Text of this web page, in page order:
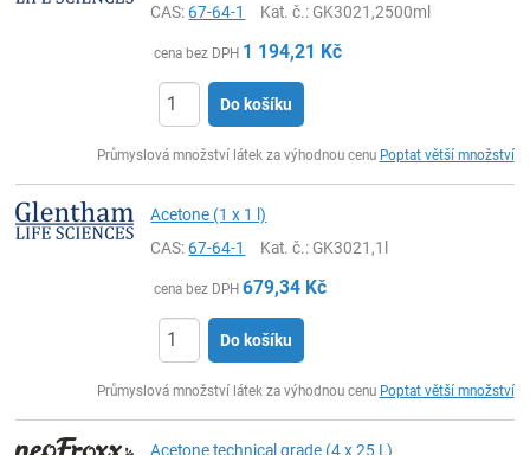
CAS:67-64-1 Kat. č.: GK3021,2500ml
cena bez DPH 1 194,21 Kč
Do košíku
Průmyslová množství látek za výhodnou cenu Poptat větší množství
Acetone (1 x 1 l)
CAS:67-64-1 Kat. č.: GK3021,1l
cena bez DPH 679,34 Kč
Do košíku
Průmyslová množství látek za výhodnou cenu Poptat větší množství
Acetone technical grade (4 x 25 L)